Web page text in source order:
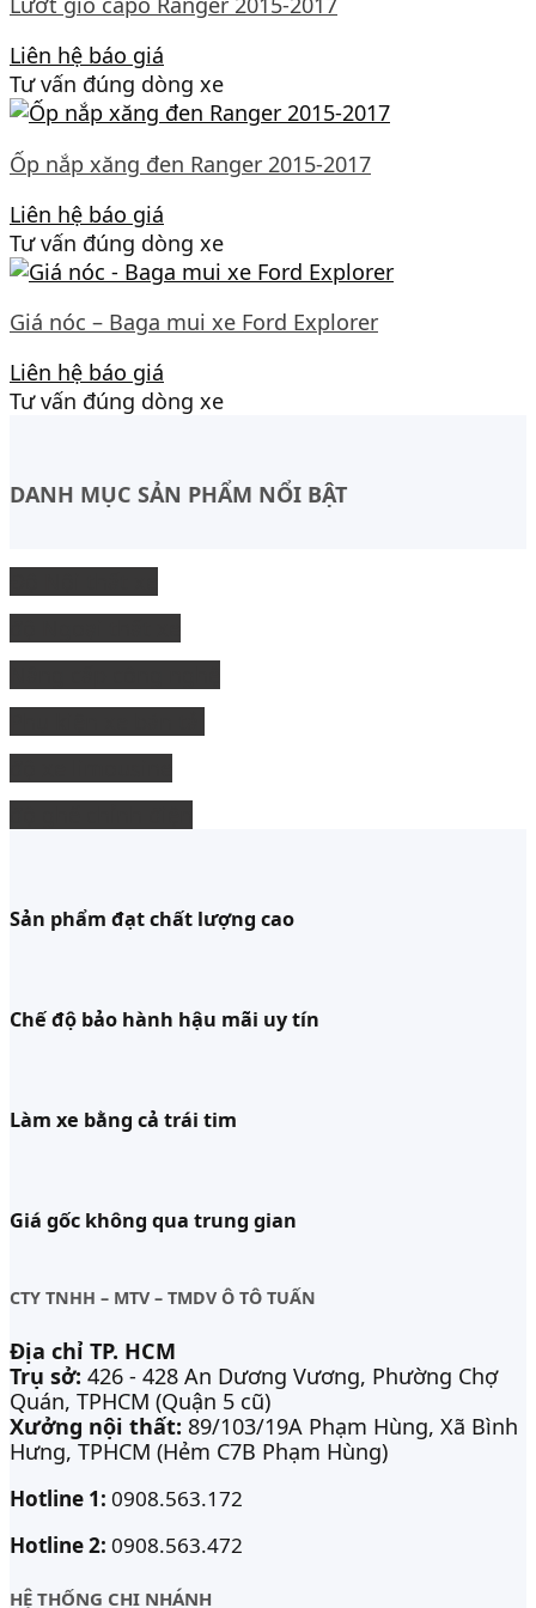
Liên hệ báo giá
Tư vấn đúng dòng xe
Ốp nắp xăng đen Ranger 2015-2017
Liên hệ báo giá
Tư vấn đúng dòng xe
Giá nóc – Baga mui xe Ford Explorer
Liên hệ báo giá
Tư vấn đúng dòng xe
DANH MỤC SẢN PHẨM NỔI BẬT
Sản phẩm đạt chất lượng cao
Chế độ bảo hành hậu mãi uy tín
Làm xe bằng cả trái tim
Giá gốc không qua trung gian
CTY TNHH – MTV – TMDV Ô TÔ TUẤN
Địa chỉ TP. HCM
Trụ sở: 426 - 428 An Dương Vương, Phường Chợ
Quán, TPHCM (Quận 5 cũ)
Xưởng nội thất: 89/103/19A Phạm Hùng, Xã Bình
Hưng, TPHCM (Hẻm C7B Phạm Hùng)
Hotline 1: 0908.563.172
Hotline 2: 0908.563.472
HỆ THỐNG CHI NHÁNH